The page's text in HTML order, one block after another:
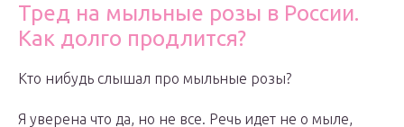
Тред на мыльные розы в России.
Как долго продлится?
Кто нибудь слышал про мыльные розы?
Я уверена что да, но не все. Речь идет не о мыле,